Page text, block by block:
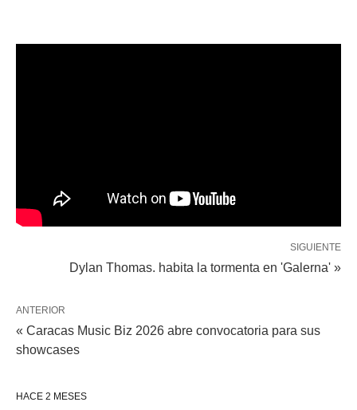
SIGUIENTE
Dylan Thomas. habita la tormenta en 'Galerna' »
ANTERIOR
« Caracas Music Biz 2026 abre convocatoria para sus
showcases
HACE 2 MESES